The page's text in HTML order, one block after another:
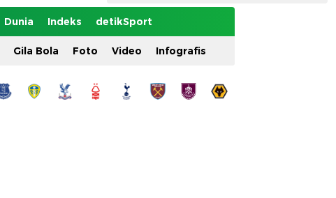
Dunia Indeks detikSport
Gila Bola Foto Video Infografis